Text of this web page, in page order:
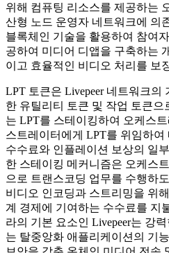
위해 컴퓨팅 리소스를 제공하는
산형 노드 운영자 네트워크에 의
블록체인 기술을 활용하여 참여
공하여 미디어 디앱을 구축하는
이고 효율적인 비디오 처리를 보
LPT 토큰은 Livepeer 네트워크의
한 유틸리티 토큰 및 작업 토큰
는 LPT를 스테이킹하여 오케스
스트레이터에게 LPT를 위임하
수수료와 인플레이션 보상의 일
한 스테이킹 메커니즘은 오케스
으로 트랜스코딩 업무를 수행하
비디오 인코딩과 스트리밍을 위
계 경제에 기여하는 수수료를 지
라의 기본 요소인 Livepeer는 강
는 탈중앙화 애플리케이션의 기